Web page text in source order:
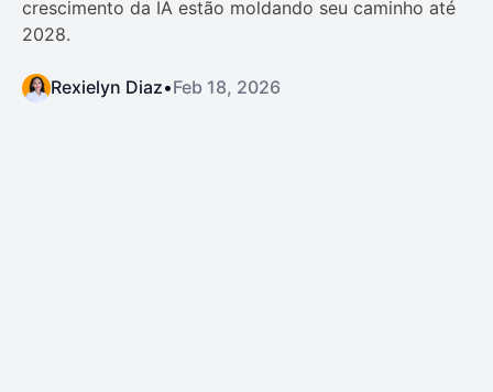
crescimento da IA estão moldando seu caminho até
2028.
Rexielyn Diaz•Feb 18, 2026